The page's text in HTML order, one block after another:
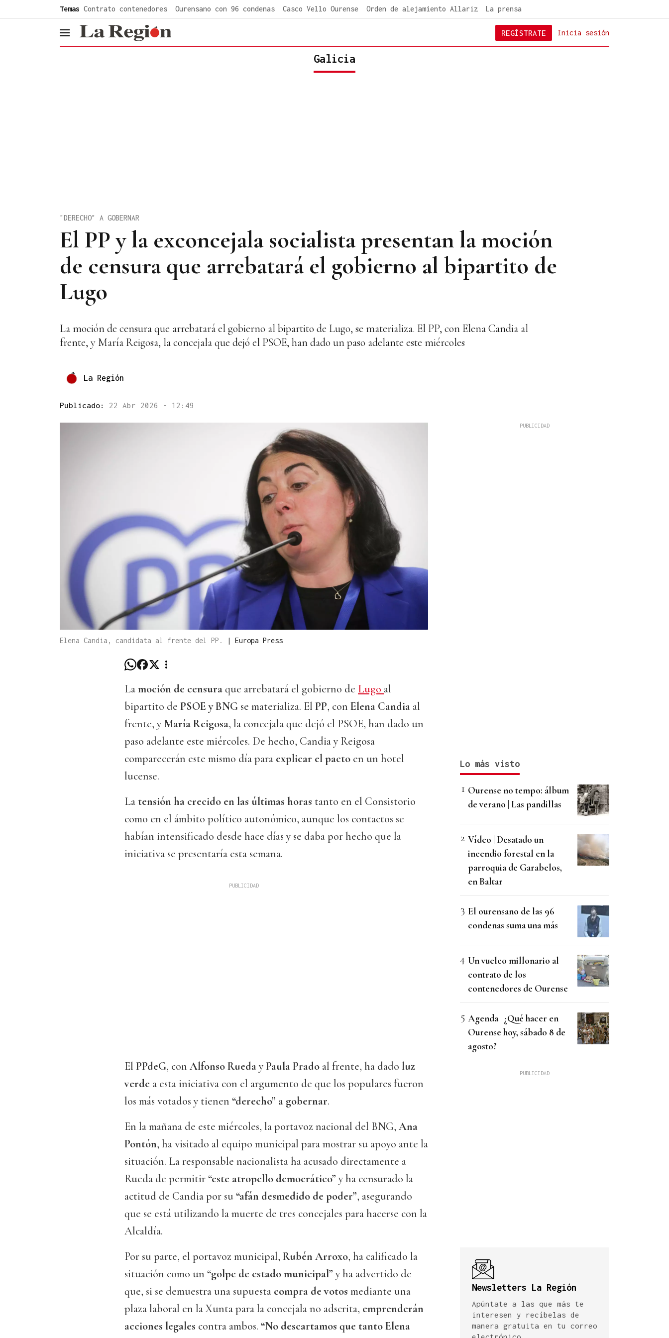
Temas Contrato contenedores Ourensano con 96 condenas Casco Vello Ourense Orden de alejamiento Allariz La prensa
header.menu.open Inicia sesión
REGÍSTRATE
Galicia
El PP y la exconcejala socialista presentan la moción
de censura que arrebatará el gobierno al bipartito de
Lugo
"DERECHO" A GOBERNAR
La moción de censura que arrebatará el gobierno al bipartito de Lugo, se materializa. El PP, con Elena Candia al
frente, y María Reigosa, la concejala que dejó el PSOE, han dado un paso adelante este miércoles
La Región
Publicado: 22 Abr 2026 - 12:49
Elena Candia, candidata al frente del PP. | Europa Press
Lamoción de censuraque arrebatará el gobierno de Lugo al
bipartito de PSOE y BNG se materializa. El PP, con Elena Candia al
frente, y María Reigosa, la concejala que dejó el PSOE, han dado un
paso adelante este miércoles. De hecho, Candia y Reigosa
comparecerán este mismo día para explicar el pacto en un hotel
lucense.
La tensión ha crecido en las últimas horas tanto en el Consistorio
como en el ámbito político autonómico, aunque los contactos se
habían intensificado desde hace días y se daba por hecho que la
iniciativa se presentaría esta semana.
El PPdeG, con Alfonso RuedayPaula Prado al frente, ha dado luz
verde a esta iniciativa con el argumento de que los populares fueron
los más votados y tienen “derecho” a gobernar.
En la mañana de este miércoles, la portavoz nacional del BNG, Ana
Pontón, ha visitado al equipo municipal para mostrar su apoyo ante la
situación. La responsable nacionalista ha acusado directamente a
Rueda de permitir“este atropello democrático” y ha censurado la
actitud de Candia por su“afán desmedido de poder”, asegurando
que se está utilizando la muerte de tres concejales para hacerse con la
Alcaldía.
Por su parte, el portavoz municipal, Rubén Arroxo, ha calificado la
situación como un “golpe de estado municipal” y ha advertido de
que, si se demuestra una supuesta compra de votos mediante una
plaza laboral en la Xunta para la concejala no adscrita, emprenderán
acciones legales contra ambos. “No descartamos que tanto Elena
Lo más visto
Ourense no tempo: álbum
de verano | Las pandillas
Vídeo | Desatado un
incendio forestal en la
parroquia de Garabelos,
en Baltar
El ourensano de las 96
condenas suma una más
Un vuelco millonario al
contrato de los
contenedores de Ourense
Agenda | ¿Qué hacer en
Ourense hoy, sábado 8 de
agosto?
Newsletters La Región
Apúntate a las que más te
interesen y recíbelas de
manera gratuita en tu correo